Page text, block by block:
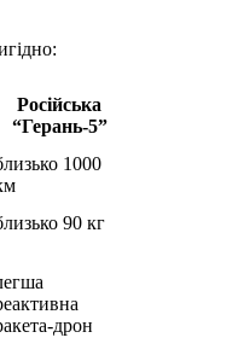
Російська
“Герань-5”
1000
90 кг
дрон